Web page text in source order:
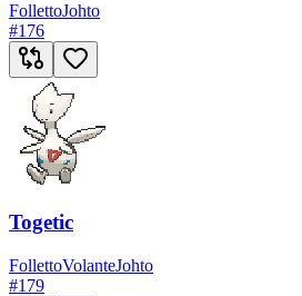
FollettoJohto
#176
Togetic
FollettoVolanteJohto
#179